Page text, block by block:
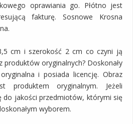
oprawiania go. Płótno jest
fakturę. Sosnowe Krosna
cm i szerokość 2 cm co czyni ją
produktów oryginalnych? Doskonały
i posiada licencję. Obraz
produktem oryginalnym. Jeżeli
do jakości przedmiotów, którymi się
wyborem.